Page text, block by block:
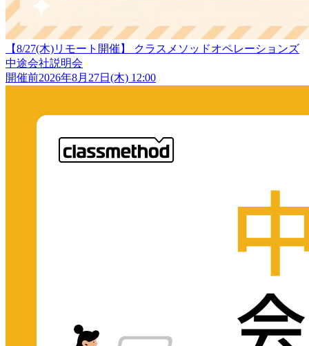
【8/27(木)リモート開催】 クラスメソッドオペレーションズ
中途会社説明会
開催前2026年8月27日(木) 12:00